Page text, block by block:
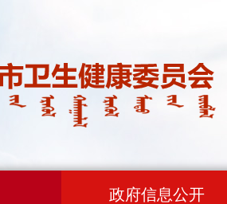
政府信息公开